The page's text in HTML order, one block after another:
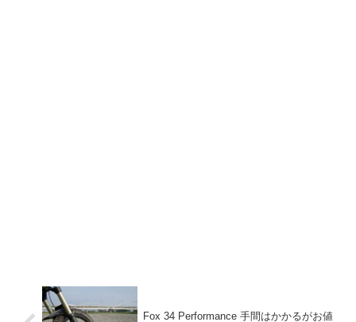
Fox 34 Performance 手間はかかるがお値